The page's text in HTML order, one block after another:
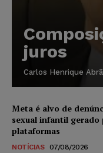
juros
Carlos Henrique
Meta é alvo de
sexual infantil gerado
plataformas
NOTÍCIAS 07/08/2026